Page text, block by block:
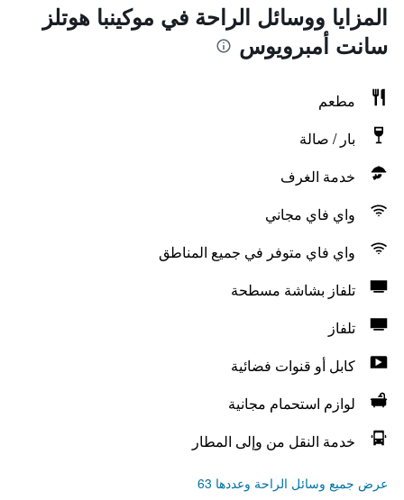
المزايا ووسائل الراحة في موكينبا هوتلز
سانت أمبرويوس
مطعم
بار / صالة
خدمة الغرف
واي فاي مجاني
واي فاي متوفر في جميع المناطق
تلفاز بشاشة مسطحة
تلفاز
كابل أو قنوات فضائية
لوازم استحمام مجانية
خدمة النقل من وإلى المطار
عرض جميع وسائل الراحة وعددها 63